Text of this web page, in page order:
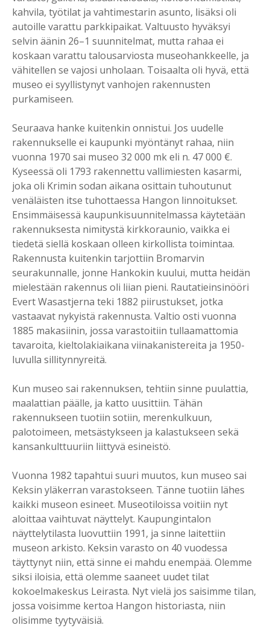
kahvila, työtilat ja vahtimestarin asunto, lisäksi oli
autoille varattu parkkipaikat. Valtuusto hyväksyi
selvin äänin 26–1 suunnitelmat, mutta rahaa ei
koskaan varattu talousarviosta museohankkeelle, ja
vähitellen se vajosi unholaan. Toisaalta oli hyvä, että
museo ei syyllistynyt vanhojen rakennusten
purkamiseen.
Seuraava hanke kuitenkin onnistui. Jos uudelle
rakennukselle ei kaupunki myöntänyt rahaa, niin
vuonna 1970 sai museo 32 000 mk eli n. 47 000 €.
Kyseessä oli 1793 rakennettu vallimiesten kasarmi,
joka oli Krimin sodan aikana osittain tuhoutunut
venäläisten itse tuhottaessa Hangon linnoitukset.
Ensimmäisessä kaupunkisuunnitelmassa käytetään
rakennuksesta nimitystä kirkkoraunio, vaikka ei
tiedetä siellä koskaan olleen kirkollista toimintaa.
Rakennusta kuitenkin tarjottiin Bromarvin
seurakunnalle, jonne Hankokin kuului, mutta heidän
mielestään rakennus oli liian pieni. Rautatieinsinööri
Evert Wasastjerna teki 1882 piirustukset, jotka
vastaavat nykyistä rakennusta. Valtio osti vuonna
1885 makasiinin, jossa varastoitiin tullaamattomia
tavaroita, kieltolakiaikana viinakanistereita ja 1950-
luvulla sillitynnyreitä.
Kun museo sai rakennuksen, tehtiin sinne puulattia,
maalattian päälle, ja katto uusittiin. Tähän
rakennukseen tuotiin sotiin, merenkulkuun,
palotoimeen, metsästykseen ja kalastukseen sekä
kansankulttuuriin liittyvä esineistö.
Vuonna 1982 tapahtui suuri muutos, kun museo sai
Keksin yläkerran varastokseen. Tänne tuotiin lähes
kaikki museon esineet. Museotiloissa voitiin nyt
aloittaa vaihtuvat näyttelyt. Kaupungintalon
näyttelytilasta luovuttiin 1991, ja sinne laitettiin
museon arkisto. Keksin varasto on 40 vuodessa
täyttynyt niin, että sinne ei mahdu enempää. Olemme
siksi iloisia, että olemme saaneet uudet tilat
kokoelmakeskus Leirasta. Nyt vielä jos saisimme tilan,
jossa voisimme kertoa Hangon historiasta, niin
olisimme tyytyväisiä.